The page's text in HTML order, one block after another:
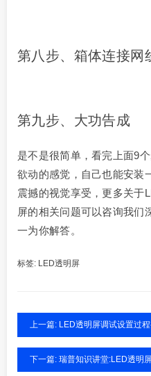
第八步、箱体连接网
第九步、大功告成
是不是很简单，看完上面9
欲动的感觉，自己也能安装
震撼的视觉享受，更多关于
屏的相关问题可以咨询我们
一为你解答。
标签: LED透明屏
上一篇: LED透明屏调试设置过
下一篇: 瑞普知识讲堂:LED透明